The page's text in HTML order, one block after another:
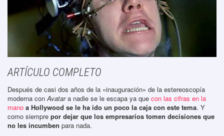
ARTÍCULO COMPLETO
Después de casi dos años de la «inauguración» de la estereoscopía
moderna conAvatara nadie se le escapa ya que con las cifras en la
mano a Hollywood se le ha ido un poco la caja con este tema. Y
como siempre por dejar que los empresarios tomen decisiones que
no les incumben para nada.